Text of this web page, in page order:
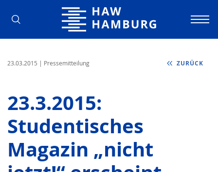
Hochschule für Angewandte
23.03.2015 | Pressemitteilung ZURÜCK
23.3.2015:
Studentisches
Magazin „nicht